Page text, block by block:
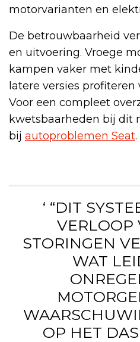
motorvarianten en
De betrouwbaarheid
en uitvoering. Vroege
kampen vaker met
latere versies profiteren
Voor een compleet
kwetsbaarheden bij dit
bij autoproblemen Seat.
‘ “DIT
VERLOOP
STORINGEN
WAT
OP HET